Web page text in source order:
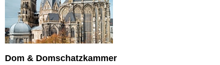
Dom & Domschatzkammer